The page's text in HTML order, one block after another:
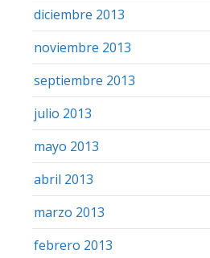
diciembre 2013
noviembre 2013
septiembre 2013
julio 2013
mayo 2013
abril 2013
marzo 2013
febrero 2013